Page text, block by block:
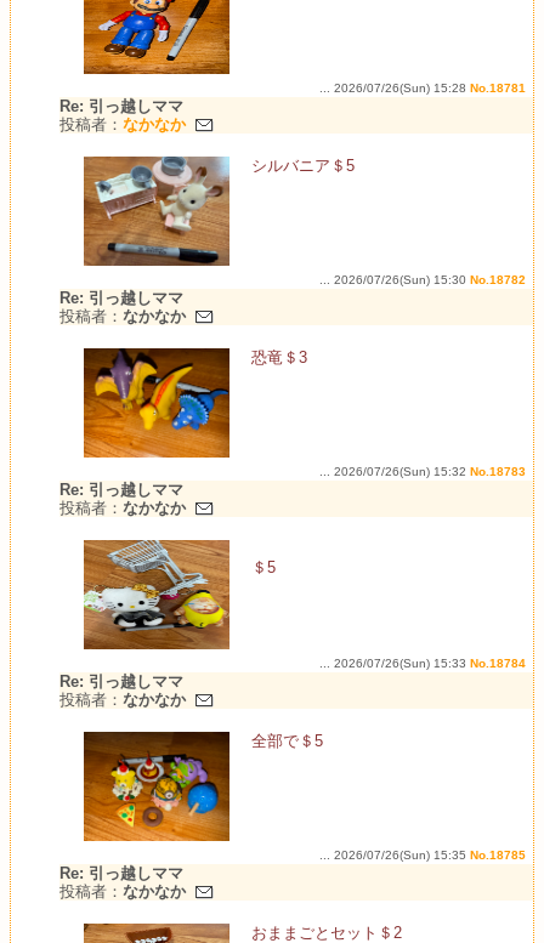
... 2026/07/26(Sun) 15:28 No.18781
Re: 引っ越しママ
投稿者： なかなか
シルバニア＄5
... 2026/07/26(Sun) 15:30 No.18782
Re: 引っ越しママ
投稿者： なかなか
恐竜＄3
... 2026/07/26(Sun) 15:32 No.18783
Re: 引っ越しママ
投稿者： なかなか
＄5
... 2026/07/26(Sun) 15:33 No.18784
Re: 引っ越しママ
投稿者： なかなか
全部で＄5
... 2026/07/26(Sun) 15:35 No.18785
Re: 引っ越しママ
投稿者： なかなか
おままごとセット＄2